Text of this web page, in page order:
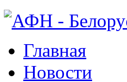
Главная
Новости